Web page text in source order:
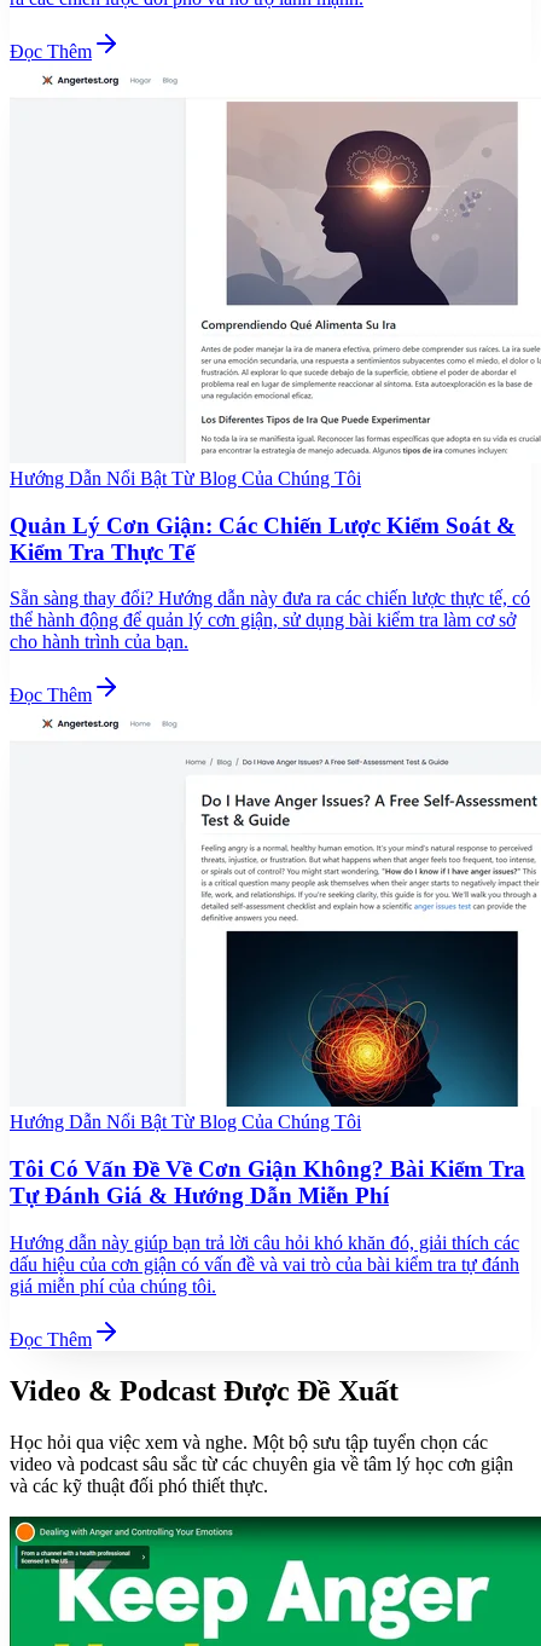
Đọc Thêm
Hướng Dẫn Nổi Bật Từ Blog Của Chúng Tôi
Quản Lý Cơn Giận: Các Chiến Lược Kiểm Soát &
Kiểm Tra Thực Tế
Sẵn sàng thay đổi? Hướng dẫn này đưa ra các chiến lược thực tế, có
thể hành động để quản lý cơn giận, sử dụng bài kiểm tra làm cơ sở
cho hành trình của bạn.
Đọc Thêm
Hướng Dẫn Nổi Bật Từ Blog Của Chúng Tôi
Tôi Có Vấn Đề Về Cơn Giận Không? Bài Kiểm Tra
Tự Đánh Giá & Hướng Dẫn Miễn Phí
Hướng dẫn này giúp bạn trả lời câu hỏi khó khăn đó, giải thích các
dấu hiệu của cơn giận có vấn đề và vai trò của bài kiểm tra tự đánh
giá miễn phí của chúng tôi.
Đọc Thêm
Video & Podcast Được Đề Xuất
Học hỏi qua việc xem và nghe. Một bộ sưu tập tuyển chọn các
video và podcast sâu sắc từ các chuyên gia về tâm lý học cơn giận
và các kỹ thuật đối phó thiết thực.